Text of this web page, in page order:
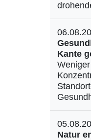
Kante
Natur